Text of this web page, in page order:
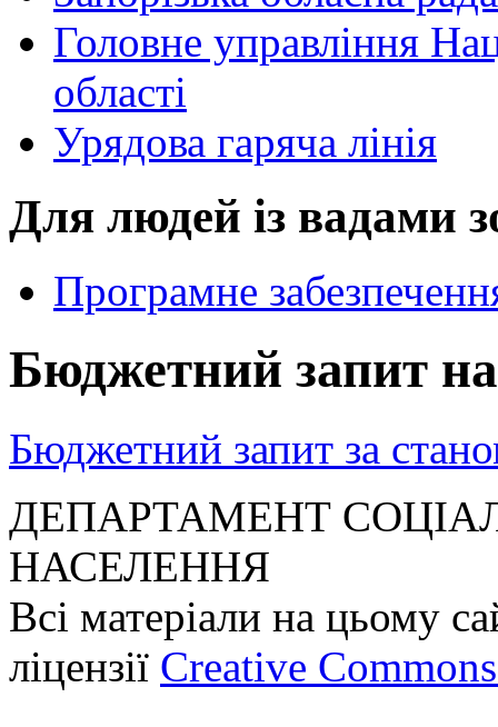
Головне управління
області
Урядова гаряча лінія
Для людей із вадами
Програмне
Бюджетний запит
Бюджетний запит за
ДЕПАРТАМЕНТ
НАСЕЛЕННЯ
Всі матеріали на цьому
ліцензії Creative